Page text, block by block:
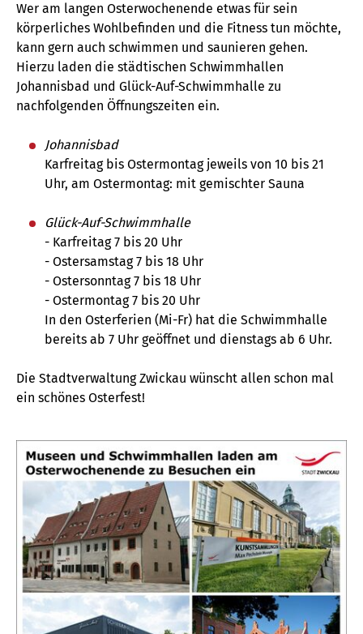
Wer am langen Osterwochenende etwas für sein
körperliches Wohlbefinden und die Fitness tun möchte,
kann gern auch schwimmen und saunieren gehen.
Hierzu laden die städtischen Schwimmhallen
Johannisbad und Glück-Auf-Schwimmhalle zu
nachfolgenden Öffnungszeiten ein.
Johannisbad
Karfreitag bis Ostermontag jeweils von 10 bis 21
Uhr, am Ostermontag: mit gemischter Sauna
Glück-Auf-Schwimmhalle
- Karfreitag 7 bis 20 Uhr
- Ostersamstag 7 bis 18 Uhr
- Ostersonntag 7 bis 18 Uhr
- Ostermontag 7 bis 20 Uhr
In den Osterferien (Mi-Fr) hat die Schwimmhalle
bereits ab 7 Uhr geöffnet und dienstags ab 6 Uhr.
Die Stadtverwaltung Zwickau wünscht allen schon mal
ein schönes Osterfest!